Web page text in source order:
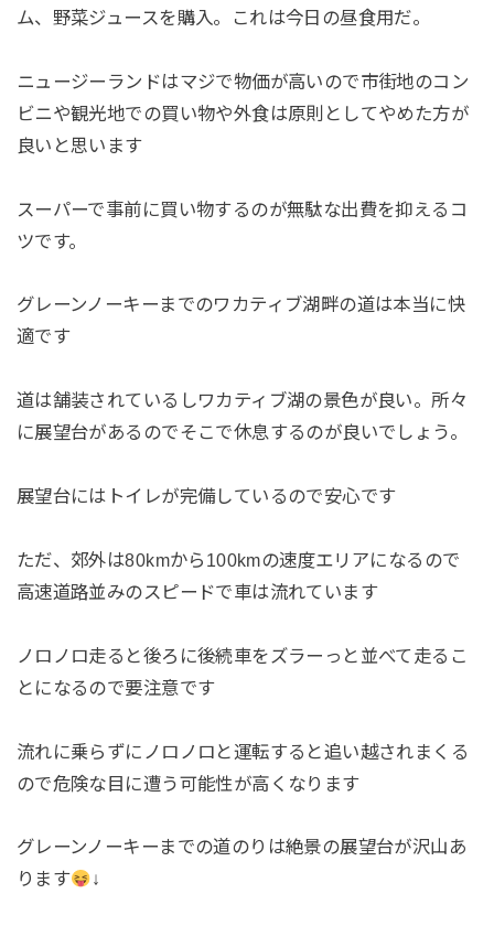
ム、野菜ジュースを購入。これは今日の昼食用だ。
ニュージーランドはマジで物価が高いので市街地のコン
ビニや観光地での買い物や外食は原則としてやめた方が
良いと思います
スーパーで事前に買い物するのが無駄な出費を抑えるコ
ツです。
グレーンノーキーまでのワカティブ湖畔の道は本当に快
適です
道は舗装されているしワカティブ湖の景色が良い。所々
に展望台があるのでそこで休息するのが良いでしょう。
展望台にはトイレが完備しているので安心です
ただ、郊外は80kmから100kmの速度エリアになるので
高速道路並みのスピードで車は流れています
ノロノロ走ると後ろに後続車をズラーっと並べて走るこ
とになるので要注意です
流れに乗らずにノロノロと運転すると追い越されまくる
ので危険な目に遭う可能性が高くなります
グレーンノーキーまでの道のりは絶景の展望台が沢山あ
ります
↓